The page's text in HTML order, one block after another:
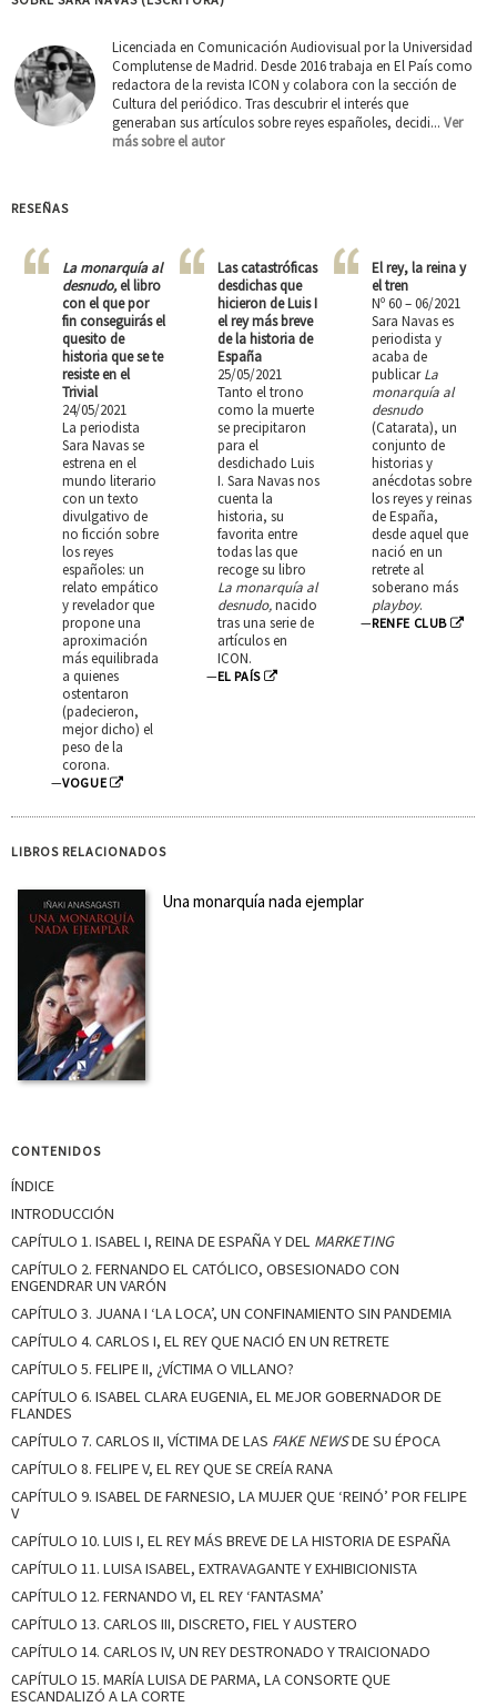
Licenciada en Comunicación Audiovisual por la Universidad
Complutense de Madrid. Desde 2016 trabaja en El País como
redactora de la revista ICON y colabora con la sección de
Cultura del periódico. Tras descubrir el interés que
generaban sus artículos sobre reyes españoles, decidi... Ver
más sobre el autor
RESEÑAS
La monarquía al
desnudo,el libro
con el que por
fin conseguirás el
quesito de
historia que se te
resiste en el
Trivial
24/05/2021
La periodista
Sara Navas se
estrena en el
mundo literario
con un texto
divulgativo de
no ficción sobre
los reyes
españoles: un
relato empático
y revelador que
propone una
aproximación
más equilibrada
a quienes
ostentaron
(padecieron,
mejor dicho) el
peso de la
corona.
—VOGUE
Las catastróficas
desdichas que
hicieron de Luis I
el rey más breve
de la historia de
España
25/05/2021
Tanto el trono
como la muerte
se precipitaron
para el
desdichado Luis
I. Sara Navas nos
cuenta la
historia, su
favorita entre
todas las que
recoge su libro
La monarquía al
desnudo,nacido
tras una serie de
artículos en
ICON.
—EL PAÍS
El rey, la reina y
el tren
Nº 60 – 06/2021
Sara Navas es
periodista y
acaba de
publicarLa
monarquía al
desnudo
(Catarata), un
conjunto de
historias y
anécdotas sobre
los reyes y reinas
de España,
desde aquel que
nació en un
retrete al
soberano más
playboy.
—RENFE CLUB
LIBROS RELACIONADOS
Una monarquía nada ejemplar
CONTENIDOS
ÍNDICE
INTRODUCCIÓN
CAPÍTULO 1. ISABEL I, REINA DE ESPAÑA Y DEL MARKETING
CAPÍTULO 2. FERNANDO EL CATÓLICO, OBSESIONADO CON
ENGENDRAR UN VARÓN
CAPÍTULO 3. JUANA I ‘LA LOCA’, UN CONFINAMIENTO SIN PANDEMIA
CAPÍTULO 4. CARLOS I, EL REY QUE NACIÓ EN UN RETRETE
CAPÍTULO 5. FELIPE II, ¿VÍCTIMA O VILLANO?
CAPÍTULO 6. ISABEL CLARA EUGENIA, EL MEJOR GOBERNADOR DE
FLANDES
CAPÍTULO 7. CARLOS II, VÍCTIMA DE LAS FAKE NEWSDE SU ÉPOCA
CAPÍTULO 8. FELIPE V, EL REY QUE SE CREÍA RANA
CAPÍTULO 9. ISABEL DE FARNESIO, LA MUJER QUE ‘REINÓ’ POR FELIPE
V
CAPÍTULO 10. LUIS I, EL REY MÁS BREVE DE LA HISTORIA DE ESPAÑA
CAPÍTULO 11. LUISA ISABEL, EXTRAVAGANTE Y EXHIBICIONISTA
CAPÍTULO 12. FERNANDO VI, EL REY ‘FANTASMA’
CAPÍTULO 13. CARLOS III, DISCRETO, FIEL Y AUSTERO
CAPÍTULO 14. CARLOS IV, UN REY DESTRONADO Y TRAICIONADO
CAPÍTULO 15. MARÍA LUISA DE PARMA, LA CONSORTE QUE
ESCANDALIZÓ A LA CORTE